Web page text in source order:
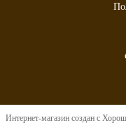
Интернет-магазин создан с